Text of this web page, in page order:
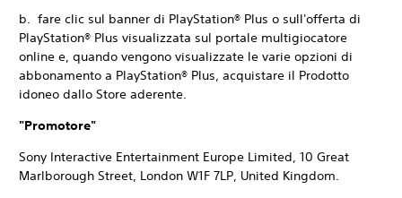
b. fare clic sul banner di PlayStation® Plus o sull'offerta di
PlayStation® Plus visualizzata sul portale multigiocatore
online e, quando vengono visualizzate le varie opzioni di
abbonamento a PlayStation® Plus, acquistare il Prodotto
idoneo dallo Store aderente.
"Promotore"
Sony Interactive Entertainment Europe Limited, 10 Great
Marlborough Street, London W1F 7LP, United Kingdom.